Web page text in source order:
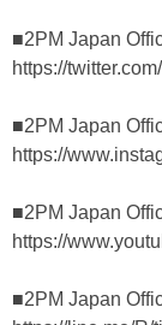
■2PM Japan
https://
■2PM Japan
https://
■2PM Japan
https://
■2PM Japan